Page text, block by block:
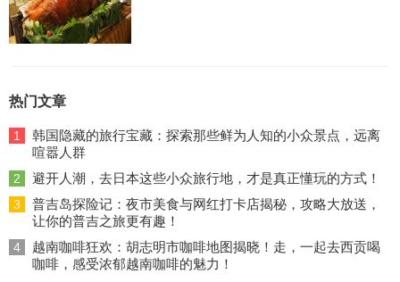
热门文章
1
韩国隐藏的旅行宝藏：探索那些鲜为人知的小众景点，远离
喧嚣人群
2 避开人潮，去日本这些小众旅行地，才是真正懂玩的方式！
3
普吉岛探险记：夜市美食与网红打卡店揭秘，攻略大放送，
让你的普吉之旅更有趣！
4
越南咖啡狂欢：胡志明市咖啡地图揭晓！走，一起去西贡喝
咖啡，感受浓郁越南咖啡的魅力！